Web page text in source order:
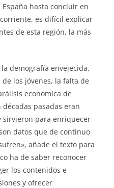
hasta concluir en
es difícil explicar
de esta región, la más
demografía envejecida,
los jóvenes, la falta de
económica de
pasadas eran
sirvieron para enriquecer
datos que de continuo
añade el texto para
ha de saber reconocer
los contenidos e
y ofrecer